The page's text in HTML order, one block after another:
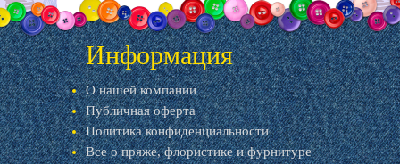
Информация
О нашей компании
Публичная оферта
Политика конфиденциальности
Все о пряже, флористике и фурнитуре